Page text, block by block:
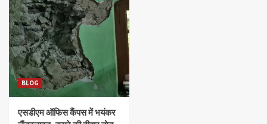
BLOG
एसडीएम ऑफिस कैंपस में भयंकर